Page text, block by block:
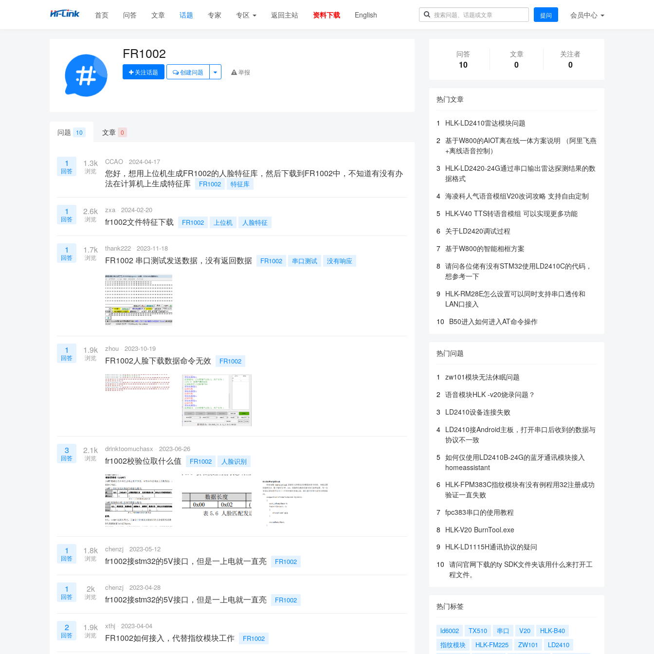
首页 问答 文章 话题 专家 专区 返回主站 资料下载 English 提问 会员中心
FR1002
关注话题 创建问题 举报
问题 10 文章 0
1
回答
1.3k
浏览
CCAO 2024-04-17
您好，想用上位机生成FR1002的人脸特征库，然后下载到FR1002中，不知道有没有办
法在计算机上生成特征库
FR1002 特征库
1
回答
2.6k
浏览
zxa 2024-02-20
fr1002文件特征下载 FR1002 上位机 人脸特征
1
回答
1.7k
浏览
thank222 2023-11-18
FR1002 串口测试发送数据，没有返回数据 FR1002 串口测试 没有响应
1
回答
1.9k
浏览
zhou 2023-10-19
FR1002人脸下载数据命令无效 FR1002
3
回答
2.1k
浏览
drinktoomuchasx 2023-06-26
fr1002校验位取什么值 FR1002 人脸识别
1
回答
1.8k
浏览
chenzj 2023-05-12
fr1002接stm32的5V接口，但是一上电就一直亮 FR1002
1
回答
2k
浏览
chenzj 2023-04-28
fr1002接stm32的5V接口，但是一上电就一直亮 FR1002
2
回答
1.9k
浏览
xthj 2023-04-04
FR1002如何接入，代替指纹模块工作 FR1002
问答
10
文章
0
关注者
0
热门文章
1
HLK-LD2410雷达模块问题
2 基于W800的AIOT离在线一体方案说明 （阿里飞燕
+离线语音控制）
3 HLK-LD2420-24G通过串口输出雷达探测结果的数
据格式
4 海凌科人气语音模组V20改词攻略 支持自由定制
5 HLK-V40 TTS转语音模组 可以实现更多功能
6 关于LD2420调试过程
7 基于W800的智能相框方案
8 请问各位佬有没有STM32使用LD2410C的代码，
想参考一下
9 HLK-RM28E怎么设置可以同时支持串口透传和
LAN口接入
10 B50进入如何进入AT命令操作
热门问题
1
zw101模块无法休眠问题
2 语音模块HLK -v20烧录问题？
3 LD2410设备连接失败
4 LD2410接Android主板，打开串口后收到的数据与
协议不一致
5 如何仅使用LD2410B-24G的蓝牙通讯模块接入
homeassistant
6 HLK-FPM383C指纹模块有没有例程用32注册成功
验证一直失败
7 fpc383串口的使用教程
8 HLK-V20 BurnTool.exe
9 HLK-LD1115H通讯协议的疑问
10 请问官网下载的ty SDK文件夹该用什么来打开工
程文件。
热门标签
ld6002 TX510 串口 V20
HLK-B40
指纹模块
HLK-FM225 ZW101
LD2410